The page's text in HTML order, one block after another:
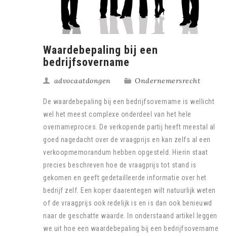
Waardebepaling bij een
bedrijfsovername
advocaatdongen Ondernemersrecht
De waardebepaling bij een bedrijfsovername is wellicht
wel het meest complexe onderdeel van het hele
overnameproces. De verkopende partij heeft meestal al
goed nagedacht over de vraagprijs en kan zelfs al een
verkoopmemorandum hebben opgesteld. Hierin staat
precies beschreven hoe de vraagprijs tot stand is
gekomen en geeft gedetailleerde informatie over het
bedrijf zelf. Een koper daarentegen wilt natuurlijk weten
of de vraagprijs ook redelijk is en is dan ook benieuwd
naar de geschatte waarde. In onderstaand artikel leggen
we uit hoe een waardebepaling bij een bedrijfsovername